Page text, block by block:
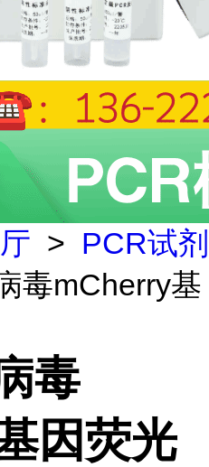
> PCR试剂
毒mCherry基
毒
因荧光